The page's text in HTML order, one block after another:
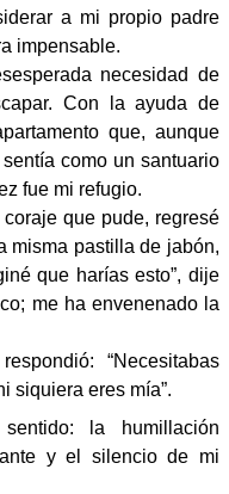
a mi propio padre
impensable.
necesidad de
Con la ayuda de
que, aunque
como un santuario
fue mi refugio.
que pude, regresé
misma pastilla de jabón,
que harías esto”, dije
me ha envenenado la
“Necesitabas
siquiera eres mía”.
la humillación
y el silencio de mi